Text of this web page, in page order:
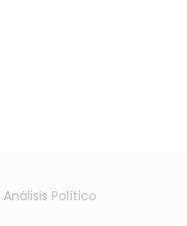
Análisis Político